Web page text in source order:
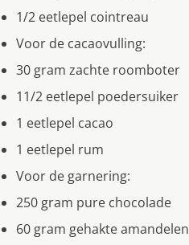
1/2 eetlepel cointreau
Voor de cacaovulling:
30 gram zachte roomboter
11/2 eetlepel poedersuiker
1 eetlepel cacao
1 eetlepel rum
Voor de garnering:
250 gram pure chocolade
60 gram gehakte amandelen